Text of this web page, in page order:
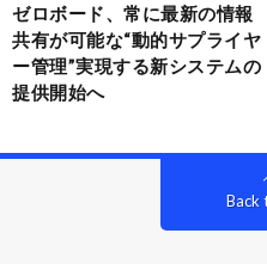
ゼロボード、常に最新の情報
共有が可能な“動的サプライヤ
ー管理”実現する新システムの
提供開始へ
Back